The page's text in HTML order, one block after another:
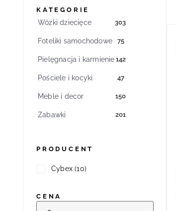
KATEGORIE
Wózki dziecięce 303
Foteliki samochodowe 75
Pielęgnacja i karmienie 142
Pościele i kocyki 47
Meble i decor 150
Zabawki 201
PRODUCENT
Cybex (10)
CENA